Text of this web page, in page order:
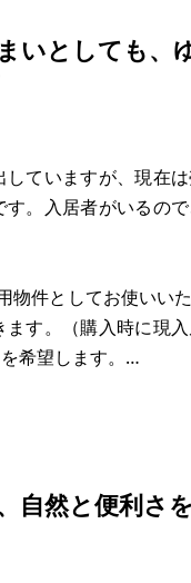
となります。
いとしても、
ていますが、現在
。入居者がいるの
物件としてお使いい
す。（購入時に現
希望します。
収入）
自然と便利さ